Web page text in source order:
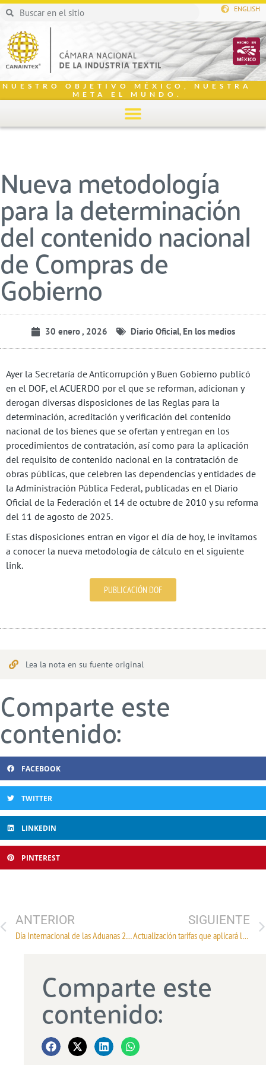
ENGLISH
NUESTRO OBJETIVO MÉXICO, NUESTRA
META EL MUNDO.
Nueva metodología
para la determinación
del contenido nacional
de Compras de
Gobierno
30 enero , 2026 Diario Oficial, En los medios
Ayer la Secretaría de Anticorrupción y Buen Gobierno publicó
en el DOF, el ACUERDO por el que se reforman, adicionan y
derogan diversas disposiciones de las Reglas para la
determinación, acreditación y verificación del contenido
nacional de los bienes que se ofertan y entregan en los
procedimientos de contratación, así como para la aplicación
del requisito de contenido nacional en la contratación de
obras públicas, que celebren las dependencias y entidades de
la Administración Pública Federal, publicadas en el Diario
Oficial de la Federación el 14 de octubre de 2010 y su reforma
del 11 de agosto de 2025.
Estas disposiciones entran en vigor el día de hoy, le invitamos
a conocer la nueva metodología de cálculo en el siguiente
link.
PUBLICACIÓN DOF
Lea la nota en su fuente original
Comparte este
contenido:
FACEBOOK
TWITTER
LINKEDIN
PINTEREST
ANTERIOR
Día Internacional de las Aduanas 2026: Vigilancia y Compromiso para el Fortalecimiento de la Industria Textil
SIGUIENTE
Actualización tarifas que aplicará la CFE por transmisión para el período del 1 de enero al 31 de diciembre del 2026
Comparte este
contenido: